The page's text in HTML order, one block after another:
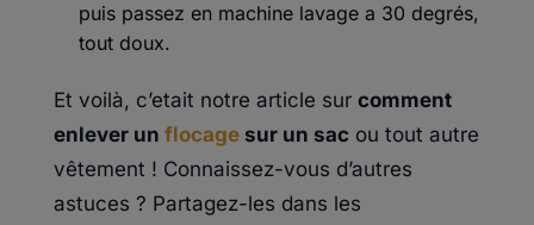
puis passez en machine lavage a 30 degrés,
tout doux.
Et voilà, c’etait notre article sur comment
enlever un flocage sur un sac ou tout autre
vêtement ! Connaissez-vous d’autres
astuces ? Partagez-les dans les